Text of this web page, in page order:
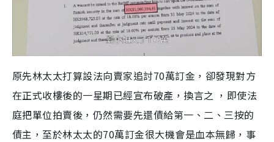
原先林太太打算設法向賣家追討70萬訂金，卻發現對方
在正式收樓後的一星期已經宣布破產，換言之 ，即使法
庭把單位拍賣後，仍然需要先還債給第一、二、三按的
債主，至於林太太的70萬訂金很大機會是血本無歸，事